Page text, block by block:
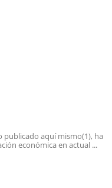
aquí mismo(1), ha
económica en actual ...